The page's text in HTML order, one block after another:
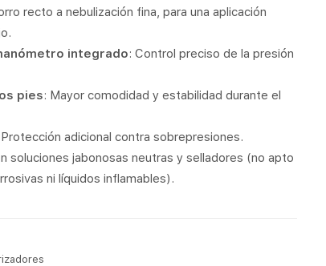
recto a nebulización fina, para una aplicación
integrado: Control preciso de la presión
pies: Mayor comodidad y estabilidad durante el
Protección adicional contra sobrepresiones.
soluciones jabonosas neutras y selladores (no apto
ni líquidos inflamables).